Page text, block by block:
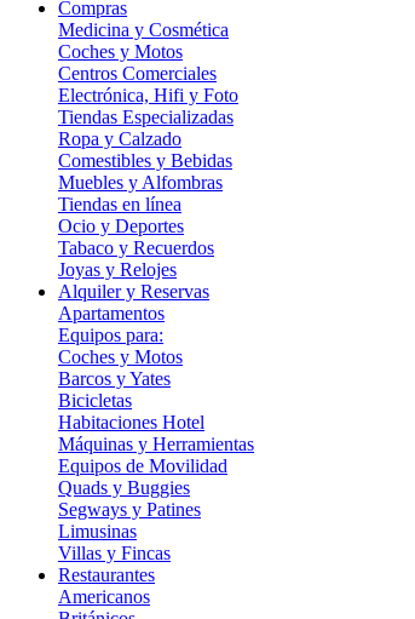
Compras
Medicina y Cosmética
Coches y Motos
Centros Comerciales
Electrónica, Hifi y Foto
Tiendas Especializadas
Ropa y Calzado
Comestibles y Bebidas
Muebles y Alfombras
Tiendas en línea
Ocio y Deportes
Tabaco y Recuerdos
Joyas y Relojes
Alquiler y Reservas
Apartamentos
Equipos para:
Coches y Motos
Barcos y Yates
Bicicletas
Habitaciones Hotel
Máquinas y Herramientas
Equipos de Movilidad
Quads y Buggies
Segways y Patines
Limusinas
Villas y Fincas
Restaurantes
Americanos